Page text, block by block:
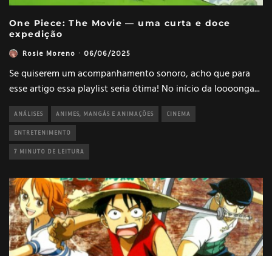
One Piece: The Movie — uma curta e doce
expedição
Rosie Moreno · 06/06/2025
Se quiserem um acompanhamento sonoro, acho que para
esse artigo essa playlist seria ótima! No início da loooonga...
ANÁLISES ANIMES, MANGÁS E ANIMAÇÕES CINEMA
ENTRETENIMENTO
7 MINUTO DE LEITURA